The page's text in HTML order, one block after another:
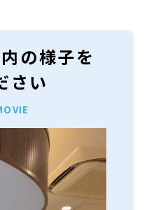
の様子を
さい